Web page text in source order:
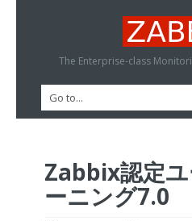
The Enterprise-class
Zabbix認定
ーニング7.0